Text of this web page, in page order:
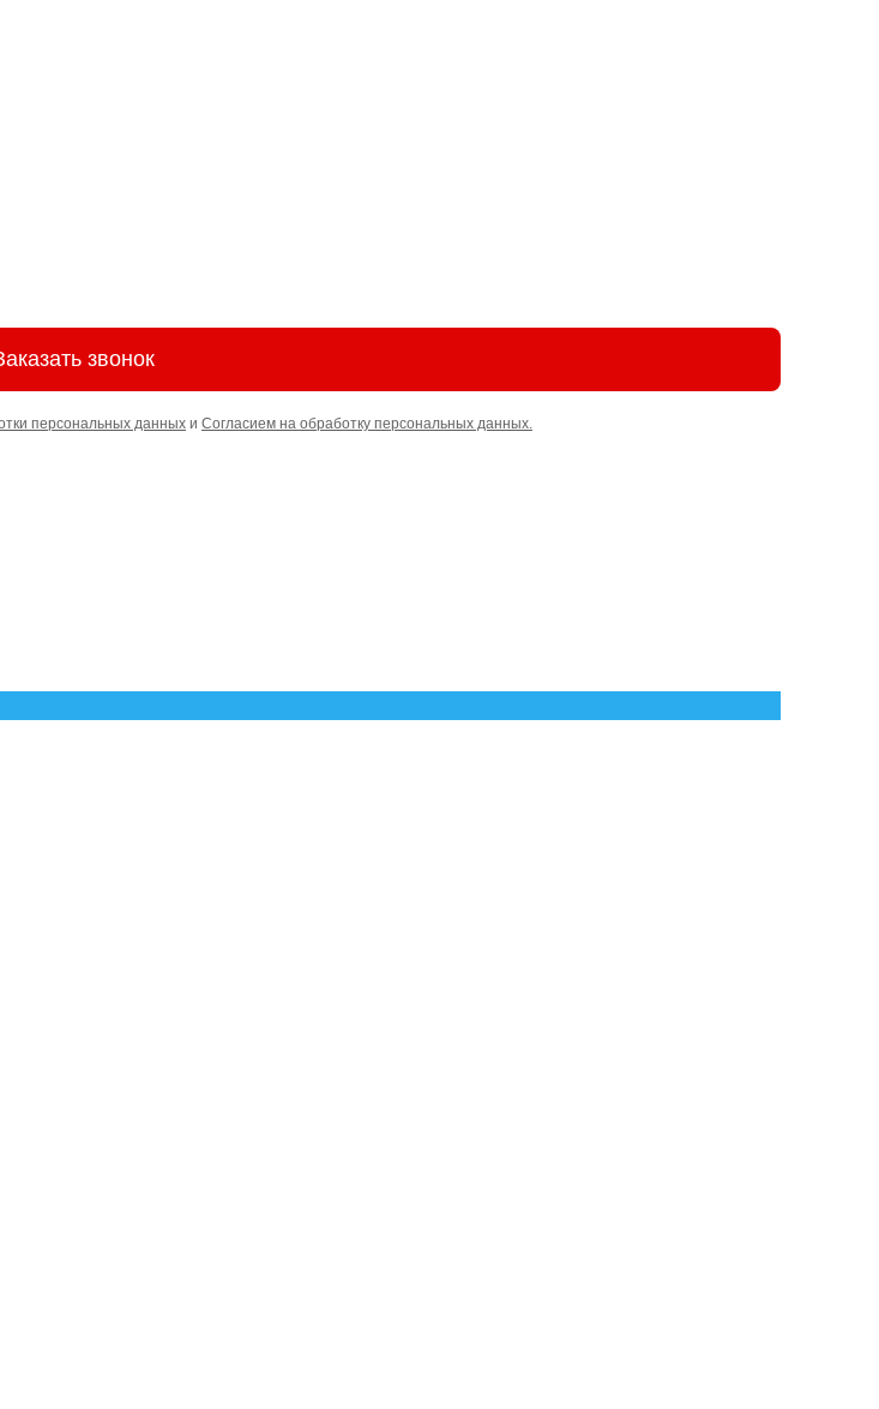
звонок
персональных данных и Согласием на обработку персональных данных.